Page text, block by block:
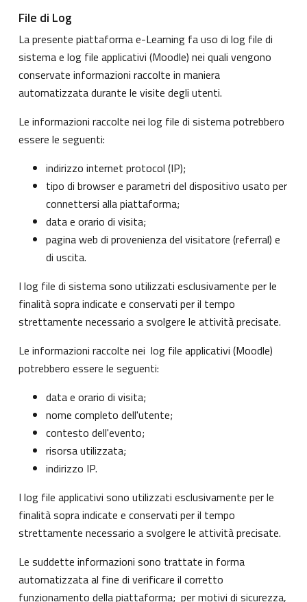
File di Log
La presente piattaforma e-Learning fa uso di log file di
sistema e log file applicativi (Moodle) nei quali vengono
conservate informazioni raccolte in maniera
automatizzata durante le visite degli utenti.
Le informazioni raccolte nei log file di sistema potrebbero
essere le seguenti:
indirizzo internet protocol (IP);
tipo di browser e parametri del dispositivo usato per
connettersi alla piattaforma;
data e orario di visita;
pagina web di provenienza del visitatore (referral) e
di uscita.
I log file di sistema sono utilizzati esclusivamente per le
finalità sopra indicate e conservati per il tempo
strettamente necessario a svolgere le attività precisate.
Le informazioni raccolte nei log file applicativi (Moodle)
potrebbero essere le seguenti:
data e orario di visita;
nome completo dell'utente;
contesto dell'evento;
risorsa utilizzata;
indirizzo IP.
I log file applicativi sono utilizzati esclusivamente per le
finalità sopra indicate e conservati per il tempo
strettamente necessario a svolgere le attività precisate.
Le suddette informazioni sono trattate in forma
automatizzata al fine di verificare il corretto
funzionamento della piattaforma; per motivi di sicurezza,